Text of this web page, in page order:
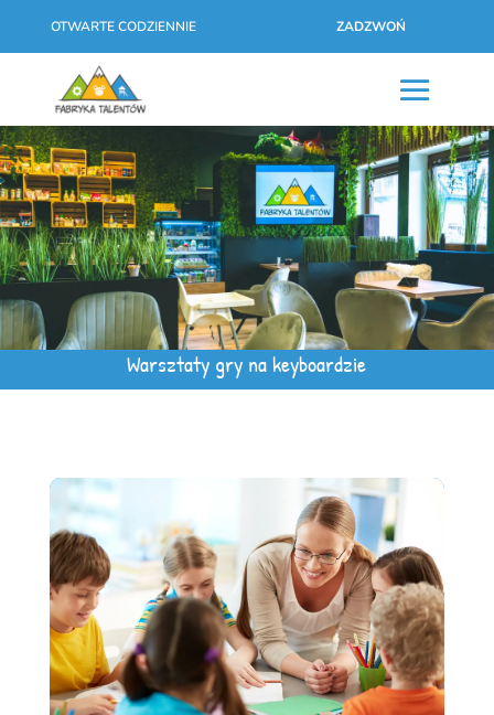
OTWARTE CODZIENNIE ZADZWOŃ
Warsztaty gry na keyboardzie